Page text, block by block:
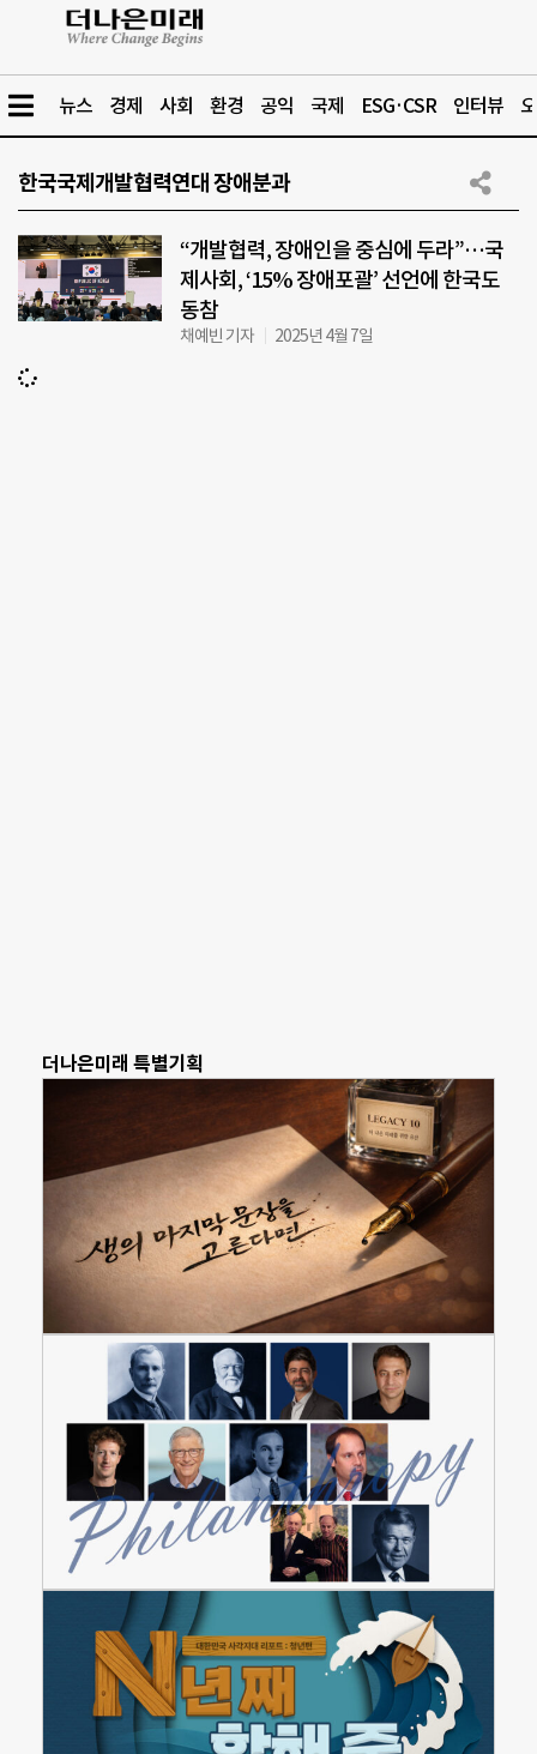
뉴스 경제 사회 환경 공익 국제 ESG·CSR 인터뷰
한국국제개발협력연대 장애분과
“개발협력, 장애인을 중심에 두라”…국
제사회, ‘15% 장애포괄’ 선언에 한국도
동참
채예빈 기자 2025년 4월 7일
더나은미래 특별기획